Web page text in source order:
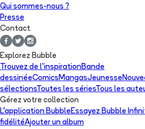
Qui sommes-nous ?
Presse
Contact
Explorez Bubble
Trouvez de l'inspirationBande
dessinéeComics MangasJeunesse
sélectionsToutes les sériesTous les
Gérez votre collection
L'application Bubble Essayez Bubble
fidélitéAjouter un album